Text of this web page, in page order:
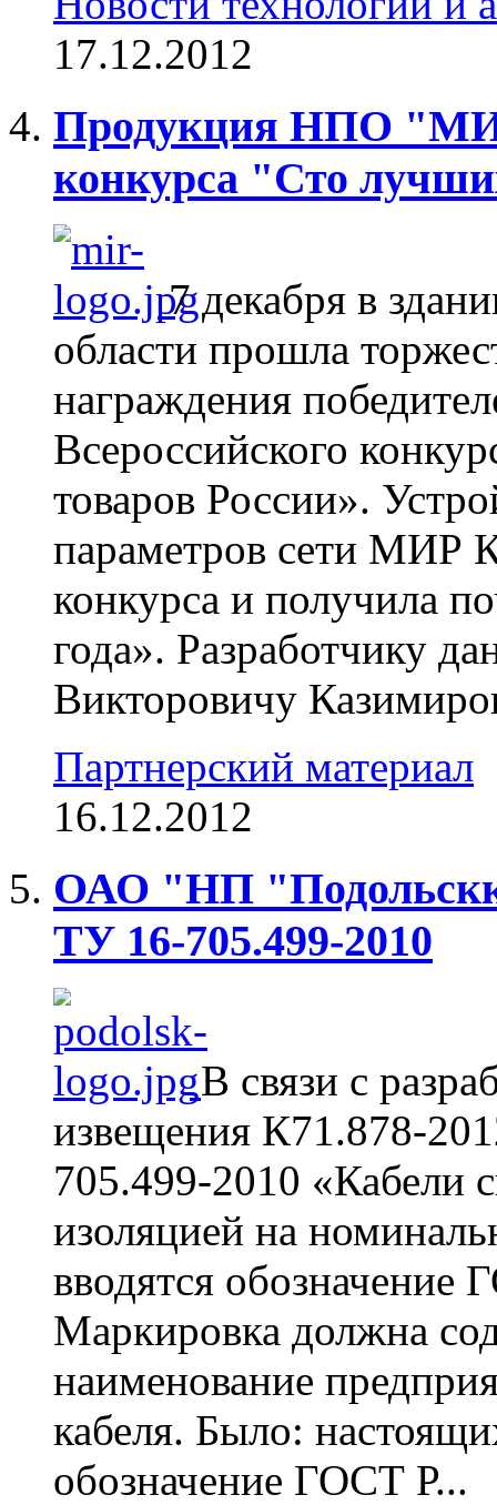
17.12.2012
Продукция НПО
конкурса "Сто
7 декабря в
области прошла
награждения
Всероссийского
товаров России».
параметров сети МИР
конкурса и получила
года». Разработчику
Викторовичу
Партнерский материал
16.12.2012
ОАО "НП
ТУ 16-705.499-2010
В связи с
извещения К71.878-
705.499-2010 «Кабели
изоляцией на
вводятся
Маркировка должна
наименование
кабеля. Было:
обозначение ГОСТ Р...